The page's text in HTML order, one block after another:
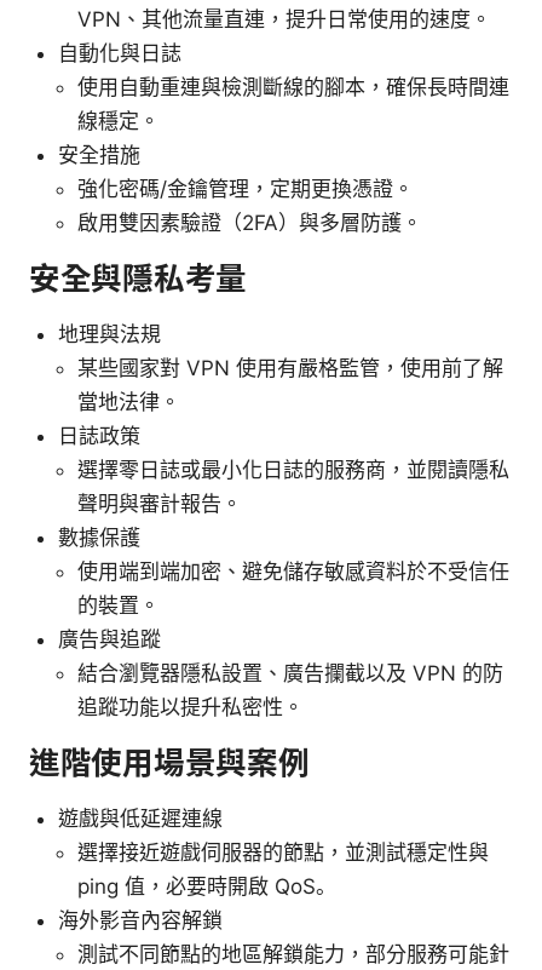
VPN、其他流量直連，提升日常使用的速度。
自動化與日誌
使用自動重連與檢測斷線的腳本，確保長時間連
線穩定。
安全措施
強化密碼/金鑰管理，定期更換憑證。
啟用雙因素驗證（2FA）與多層防護。
安全與隱私考量
地理與法規
某些國家對 VPN 使用有嚴格監管，使用前了解
當地法律。
日誌政策
選擇零日誌或最小化日誌的服務商，並閱讀隱私
聲明與審計報告。
數據保護
使用端到端加密、避免儲存敏感資料於不受信任
的裝置。
廣告與追蹤
結合瀏覽器隱私設置、廣告攔截以及 VPN 的防
追蹤功能以提升私密性。
進階使用場景與案例
遊戲與低延遲連線
選擇接近遊戲伺服器的節點，並測試穩定性與
ping 值，必要時開啟 QoS。
海外影音內容解鎖
測試不同節點的地區解鎖能力，部分服務可能針